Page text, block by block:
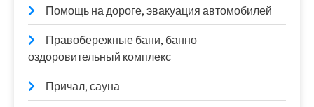
Помощь на дороге, эвакуация автомобилей
Правобережные бани, банно-
оздоровительный комплекс
Причал, сауна